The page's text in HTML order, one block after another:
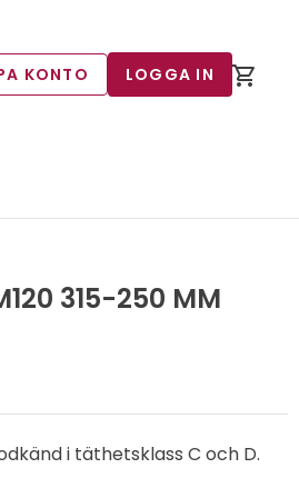
KONTO LOGGA IN
315-250 MM
i täthetsklass C och D.